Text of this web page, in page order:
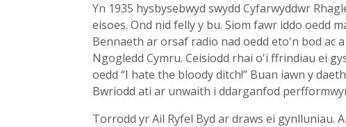
Yn 1935 hysbysebwyd swydd Cyfarwyddwr
eisoes. Ond nid felly y bu. Siom fawr iddo oedd
Bennaeth ar orsaf radio nad oedd eto'n bod ac
Ngogledd Cymru. Ceisiodd rhai o'i ffrindiau ei
oedd “I hate the bloody ditch!” Buan iawn y
Bwriodd ati ar unwaith i ddarganfod
Torrodd yr Ail Ryfel Byd ar draws ei gynlluniau.